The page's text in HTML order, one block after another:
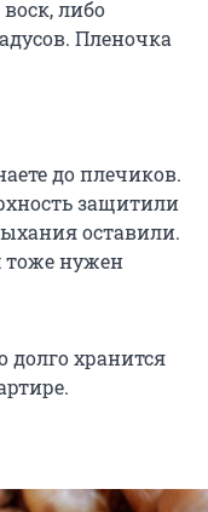
либо
Пленочка
до плечиков.
защитили
оставили.
нужен
долго хранится